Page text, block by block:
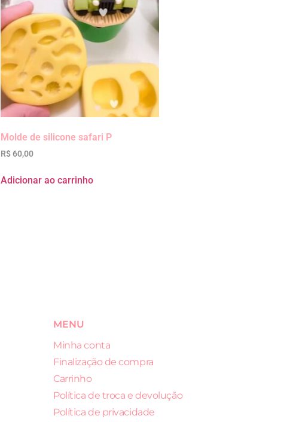
Molde de silicone safari P
R$60,00
Adicionar ao carrinho
MENU
Minha conta
Finalização de compra
Carrinho
Política de troca e devolução
Política de privacidade